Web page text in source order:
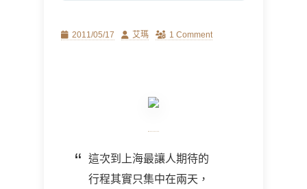
Posted2011/05/17 Author
艾瑪 1 Comment
這次到上海最讓人期待的
行程其實只集中在兩天，